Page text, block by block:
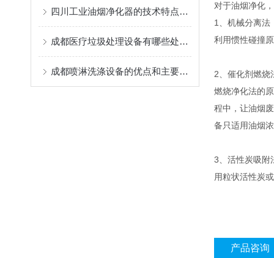
四川工业油烟净化器的技术特点和安装注意事项
成都医疗垃圾处理设备有哪些处理方法
成都喷淋洗涤设备的优点和主要用途说明
对于油烟净化
1、机械分离法
利用惯性碰撞
2、催化剂燃烧
燃烧净化法的
程中，让油烟
备只适用油烟
3、活性炭吸附
用粒状活性炭
产品咨询